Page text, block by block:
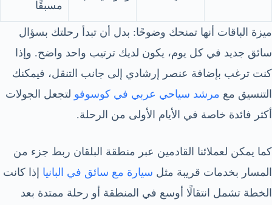
مسبقًا
ميزة الباقات أنها تمنحك وضوحًا: بدل أن تبدأ رحلتك بسؤال
سائق جديد في كل يوم، يكون لديك ترتيب واحد واضح. وإذا
كنت ترغب بإضافة عنصر إرشادي إلى جانب التنقل، فيمكنك
التنسيق مع مرشد سياحي عربي في كوسوفو لتجعل الجولات
أكثر فائدة خاصة في الأيام الأولى من الرحلة.
كما يمكن لعملائنا القادمين عبر منطقة البلقان ربط جزء من
المسار بخدمات قريبة مثل سيارة مع سائق في البانيا إذا كانت
الخطة تشمل انتقالًا أوسع في المنطقة أو رحلة ممتدة بعد